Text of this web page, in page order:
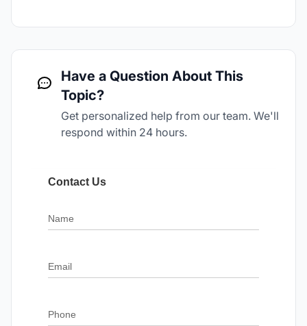
Have a Question About This
Topic?
Get personalized help from our team. We'll
respond within 24 hours.